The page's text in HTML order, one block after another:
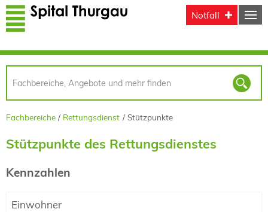
Direkt zum Inhalt
Notfall
Fachbereiche Rettungsdienst Stützpunkte
Stützpunkte des Rettungsdienstes
Kennzahlen
Einwohner